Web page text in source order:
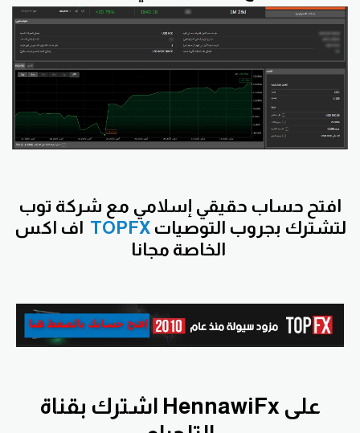
افتح حساب حقيقي إسلامي مع شركة توب
TOPFXلتشترك بجروب التوصيات
اشترك بقناة HennawiFx على